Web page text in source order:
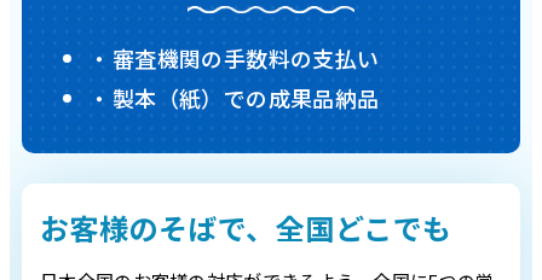
審査機関の手数料の支払い
製本（紙）での成果品納品
お客様のそばで、全国どこでも